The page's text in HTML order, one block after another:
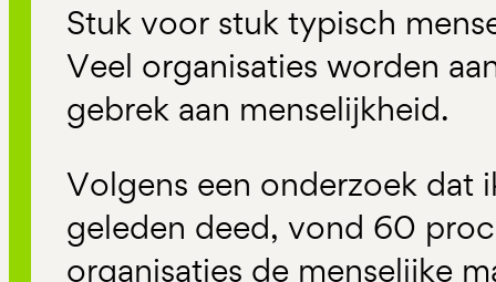
Stuk voor stuk typisch
Veel organisaties worden
gebrek aan menselijkheid.
Volgens een onderzoek dat
geleden deed, vond 60
organisaties de menselijke